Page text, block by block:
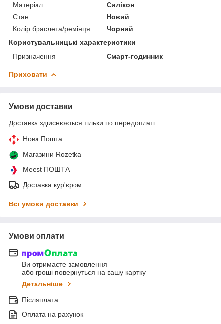
Матеріал
Силікон
Стан
Новий
Колір браслета/ремінця
Чорний
Користувальницькі характеристики
Призначення
Смарт-годинник
Приховати
Умови доставки
Доставка здійснюється тільки по передоплаті.
Нова Пошта
Магазини Rozetka
Meest ПОШТА
Доставка кур'єром
Всі умови доставки
Умови оплати
Ви отримаєте замовлення
або гроші повернуться на вашу картку
Детальніше
Післяплата
Оплата на рахунок